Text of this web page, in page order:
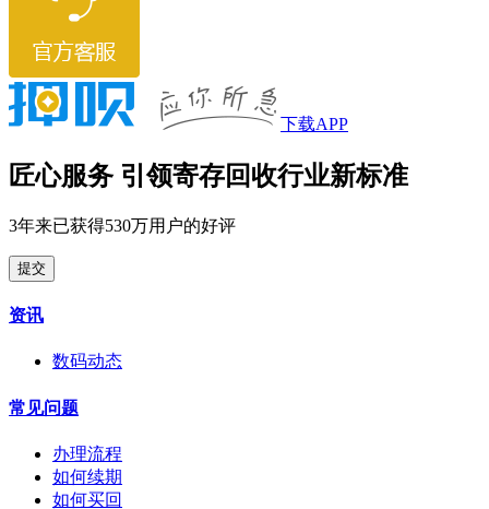
下载APP
匠心服务 引领寄存回收行业新标准
3年来已获得530万用户的好评
提交
资讯
数码动态
常见问题
办理流程
如何续期
如何买回